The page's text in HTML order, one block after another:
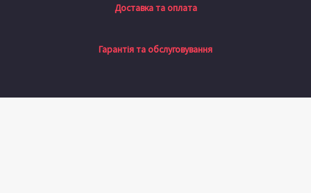
Доставка та оплата
Гарантія та обслуговування